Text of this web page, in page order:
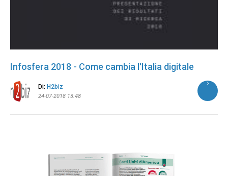
Infosfera 2018 - Come cambia l'Italia digitale
Di: H2biz
24-07-2018 13:48